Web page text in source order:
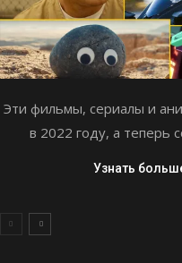
Эти фильмы, сериалы и
в 2022 году, а теперь
Узнать